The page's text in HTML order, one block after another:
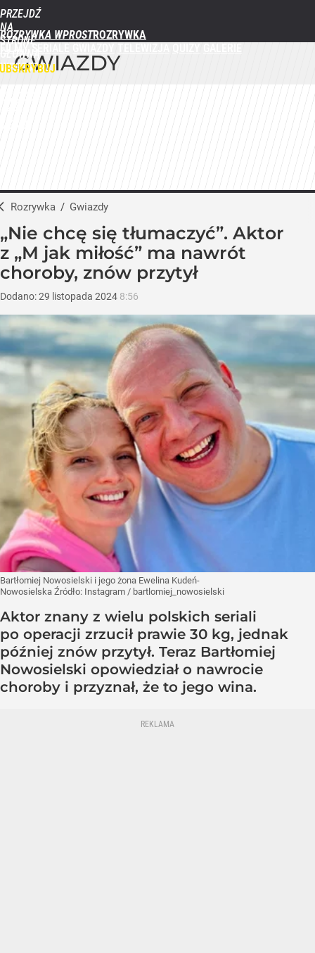
PRZEJDŹ
NA
STRONĘ
GŁÓWNĄ
WPROST.PL
ROZRYWKA WPROST
GWIAZDY
Rozrywka / Gwiazdy
„Nie chcę się tłumaczyć”. Aktor
z „M jak miłość” ma nawrót
choroby, znów przytył
Dodano:29 listopada 2024 8:56
Bartłomiej Nowosielski i jego żona Ewelina Kudeń-
Nowosielska Źródło: Instagram / bartlomiej_nowosielski
Aktor znany z wielu polskich seriali
po operacji zrzucił prawie 30 kg, jednak
później znów przytył. Teraz Bartłomiej
Nowosielski opowiedział o nawrocie
choroby i przyznał, że to jego wina.